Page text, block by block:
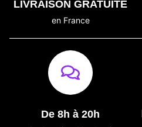
LIVRAISON GRATUITE
en France
De 8h à 20h